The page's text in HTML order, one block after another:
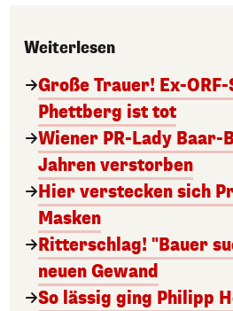
Weiterlesen
Große Trauer! Ex-
Phettberg ist tot
Wiener PR-Lady
Jahren verstorben
Hier verstecken sich
Masken
Ritterschlag! "Bauer
neuen Gewand
So lässig ging Philipp